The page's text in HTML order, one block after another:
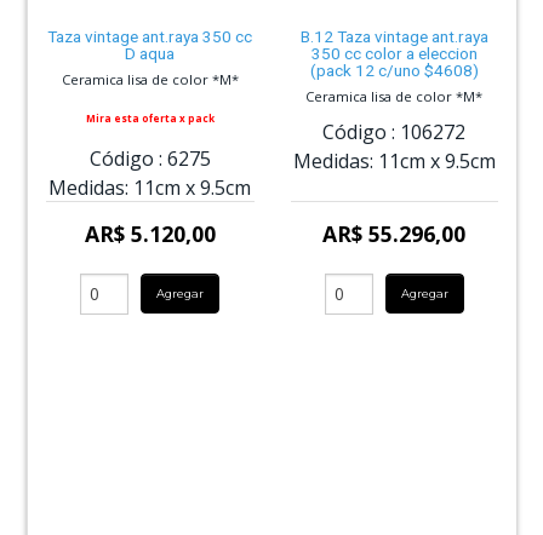
Taza vintage ant.raya 350 cc
D aqua
Ceramica lisa de color *M*
Mira esta oferta x pack
Código : 6275
Medidas: 11cm x9.5cm
AR$ 5.120,00
Agregar
B.12 Taza vintage ant.raya
350 cc color a eleccion
(pack 12 c/uno $4608)
Ceramica lisa de color *M*
Código : 106272
Medidas: 11cm x9.5cm
AR$ 55.296,00
Agregar